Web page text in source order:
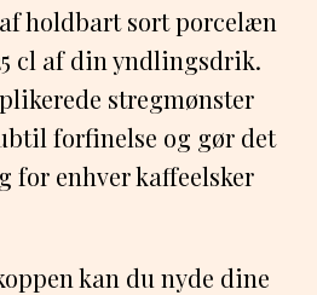
holdbart sort porcelæn
cl af din yndlingsdrik.
stregmønster
forfinelse og gør det
for enhver kaffeelsker
kan du nyde dine